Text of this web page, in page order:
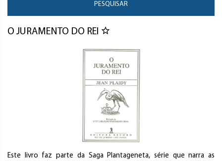
PESQUISAR
O JURAMENTO DO REI
Este livro faz parte da Saga Plantageneta, série que narra as